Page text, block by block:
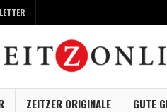
ZEITZER ORIGINALE GUTE